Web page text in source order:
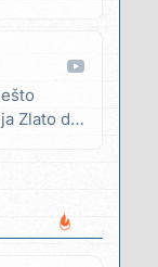
Zlato da